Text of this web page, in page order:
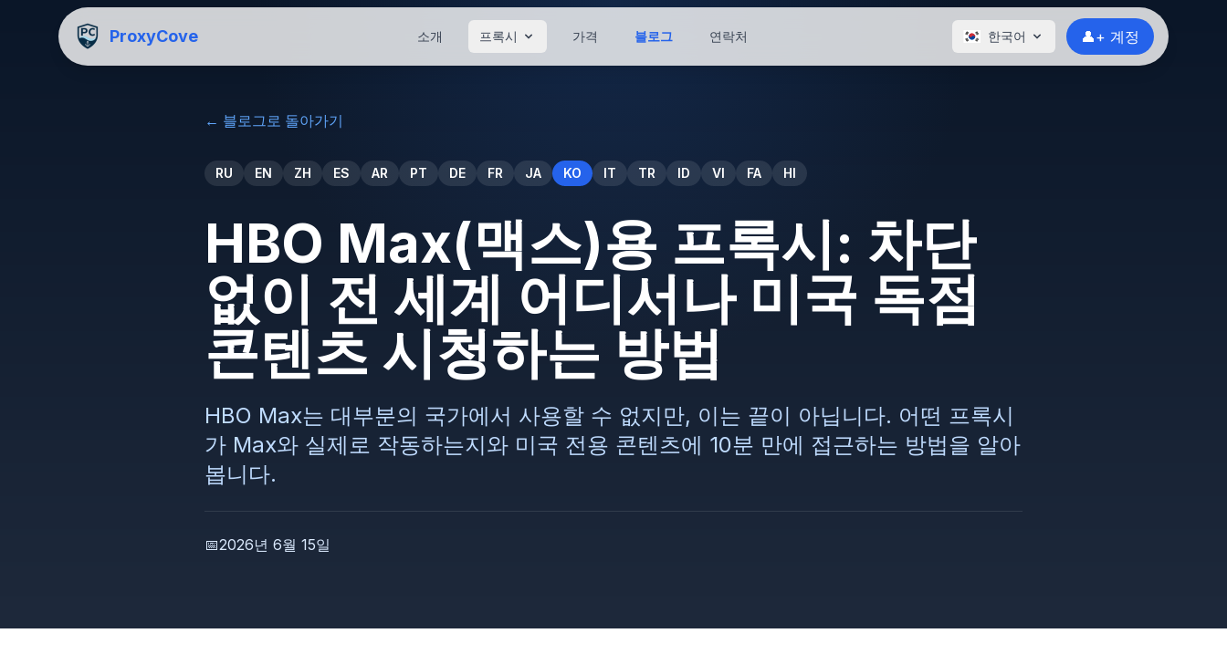
ProxyCove 소개 프록시 가격 블로그 연락처 한국어 👤+ 계정
← 블로그로 돌아가기
RU EN ZH ES AR PT DE FR JA KO IT TR ID VI FA HI
HBO Max(맥스)용 프록시: 차단
없이 전 세계 어디서나 미국 독점
콘텐츠 시청하는 방법
HBO Max는 대부분의 국가에서 사용할 수 없지만, 이는 끝이 아닙니다. 어떤 프록시
가 Max와 실제로 작동하는지와 미국 전용 콘텐츠에 10분 만에 접근하는 방법을 알아
봅니다.
📅2026년 6월 15일